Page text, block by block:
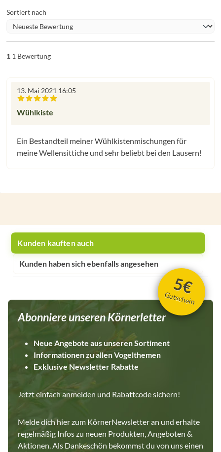
Sortiert nach
1 1 Bewertung
13. Mai 2021 16:05
Wühlkiste
Ein Bestandteil meiner Wühlkistenmischungen für
meine Wellensittiche und sehr beliebt bei den Lausern!
Kunden kauften auch
Kunden haben sich ebenfalls angesehen
5€
Gutschein
Abonniere unseren Körnerletter
Neue Angebote aus unseren Sortiment
Informationen zu allen Vogelthemen
Exklusive Newsletter Rabatte
Jetzt einfach anmelden und Rabattcode sichern!
Melde dich hier zum KörnerNewsletter an und erhalte
regelmäßig Infos zu neuen Produkten, Angeboten &
Aktionen. Als Dankeschön bekommst du von uns einen